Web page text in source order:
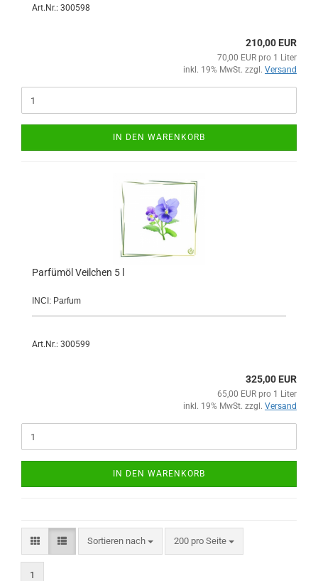
Art.Nr.: 300598
210,00 EUR
70,00 EUR pro 1 Liter
inkl. 19% MwSt. zzgl. Versand
IN DEN WARENKORB
Parfümöl Veilchen 5 l
INCI: Parfum
Art.Nr.: 300599
325,00 EUR
65,00 EUR pro 1 Liter
inkl. 19% MwSt. zzgl. Versand
IN DEN WARENKORB
Sortieren nach 200 pro Seite
1